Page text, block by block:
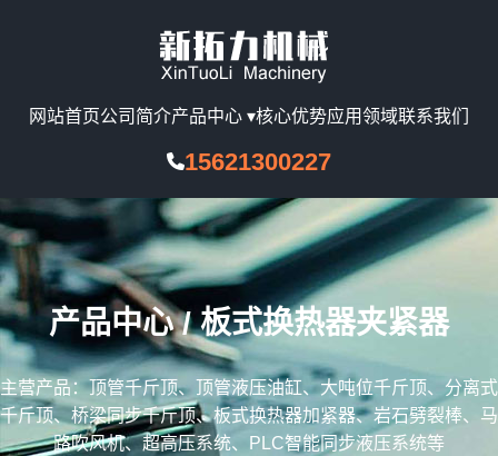
网站首页公司简介产品中心 ▾核心优势应用领域联系我们
15621300227
产品中心 / 板式换热器夹紧器
主营产品：顶管千斤顶、顶管液压油缸、大吨位千斤顶、分离式
千斤顶、桥梁同步千斤顶、板式换热器加紧器、岩石劈裂棒、马
路吹风机、超高压系统、PLC智能同步液压系统等